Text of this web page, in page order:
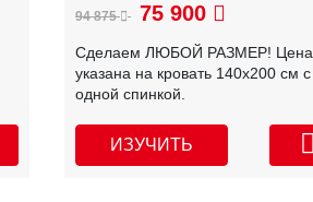
94 875 75 900
Сделаем ЛЮБОЙ РАЗМЕР! Цена
указана на кровать 140х200 см с
одной спинкой.
ИЗУЧИТЬ